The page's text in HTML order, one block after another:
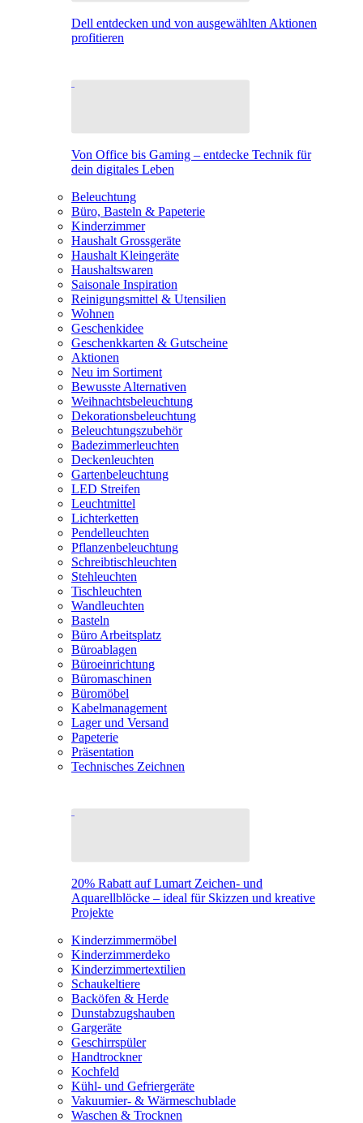
Dell entdecken und von ausgewählten Aktionen
profitieren
Von Office bis Gaming – entdecke Technik für
dein digitales Leben
Beleuchtung
Büro, Basteln & Papeterie
Kinderzimmer
Haushalt Grossgeräte
Haushalt Kleingeräte
Haushaltswaren
Saisonale Inspiration
Reinigungsmittel & Utensilien
Wohnen
Geschenkidee
Geschenkkarten & Gutscheine
Aktionen
Neu im Sortiment
Bewusste Alternativen
Weihnachtsbeleuchtung
Dekorationsbeleuchtung
Beleuchtungszubehör
Badezimmerleuchten
Deckenleuchten
Gartenbeleuchtung
LED Streifen
Leuchtmittel
Lichterketten
Pendelleuchten
Pflanzenbeleuchtung
Schreibtischleuchten
Stehleuchten
Tischleuchten
Wandleuchten
Basteln
Büro Arbeitsplatz
Büroablagen
Büroeinrichtung
Büromaschinen
Büromöbel
Kabelmanagement
Lager und Versand
Papeterie
Präsentation
Technisches Zeichnen
20% Rabatt auf Lumart Zeichen- und
Aquarellblöcke – ideal für Skizzen und kreative
Projekte
Kinderzimmermöbel
Kinderzimmerdeko
Kinderzimmertextilien
Schaukeltiere
Backöfen & Herde
Dunstabzugshauben
Gargeräte
Geschirrspüler
Handtrockner
Kochfeld
Kühl- und Gefriergeräte
Vakuumier- & Wärmeschublade
Waschen & Trocknen